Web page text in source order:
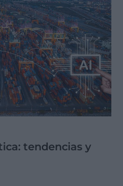
tendencias y